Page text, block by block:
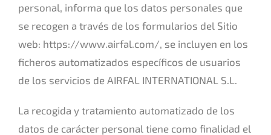
personal, informa que los datos personales que
se recogen a través de los formularios del Sitio
web: https://www.airfal.com/, se incluyen en los
ficheros automatizados específicos de usuarios
de los servicios de AIRFAL INTERNATIONAL S.L.
La recogida y tratamiento automatizado de los
datos de carácter personal tiene como finalidad el